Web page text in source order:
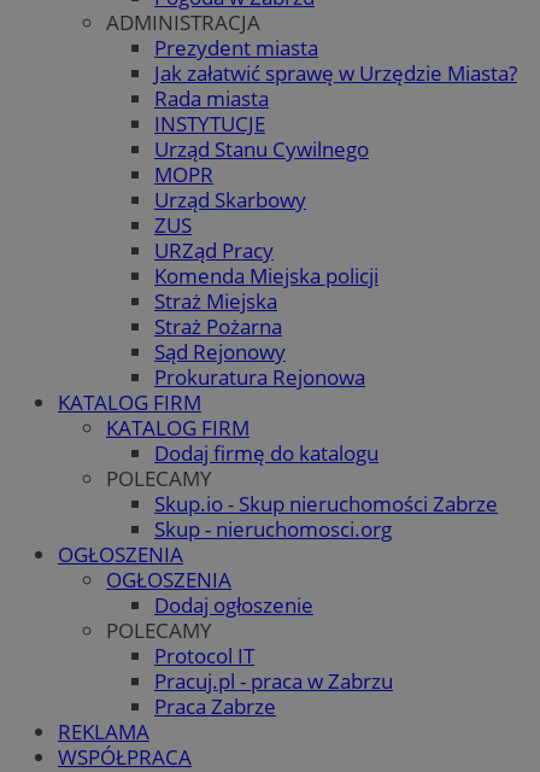
ADMINISTRACJA
Prezydent miasta
Jak załatwić sprawę w Urzędzie Miasta?
Rada miasta
INSTYTUCJE
Urząd Stanu Cywilnego
MOPR
Urząd Skarbowy
ZUS
URZąd Pracy
Komenda Miejska policji
Straż Miejska
Straż Pożarna
Sąd Rejonowy
Prokuratura Rejonowa
KATALOG FIRM
KATALOG FIRM
Dodaj firmę do katalogu
POLECAMY
Skup.io - Skup nieruchomości Zabrze
Skup - nieruchomosci.org
OGŁOSZENIA
OGŁOSZENIA
Dodaj ogłoszenie
POLECAMY
Protocol IT
Pracuj.pl - praca w Zabrzu
Praca Zabrze
REKLAMA
WSPÓŁPRACA